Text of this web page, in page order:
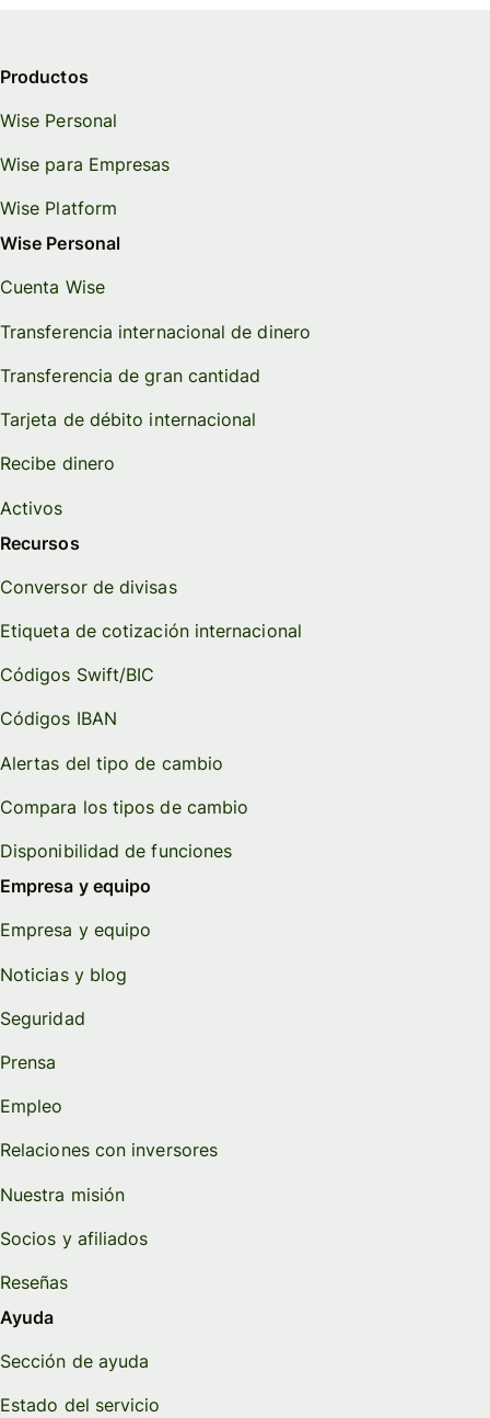
Productos
Wise Personal
Wise para Empresas
Wise Platform
Wise Personal
Cuenta Wise
Transferencia internacional de dinero
Transferencia de gran cantidad
Tarjeta de débito internacional
Recibe dinero
Activos
Recursos
Conversor de divisas
Etiqueta de cotización internacional
Códigos Swift/BIC
Códigos IBAN
Alertas del tipo de cambio
Compara los tipos de cambio
Disponibilidad de funciones
Empresa y equipo
Empresa y equipo
Noticias y blog
Seguridad
Prensa
Empleo
Relaciones con inversores
Nuestra misión
Socios y afiliados
Reseñas
Ayuda
Sección de ayuda
Estado del servicio